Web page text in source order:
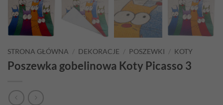
STRONA GŁÓWNA / DEKORACJE / POSZEWKI / KOTY
Poszewka gobelinowa Koty Picasso 3